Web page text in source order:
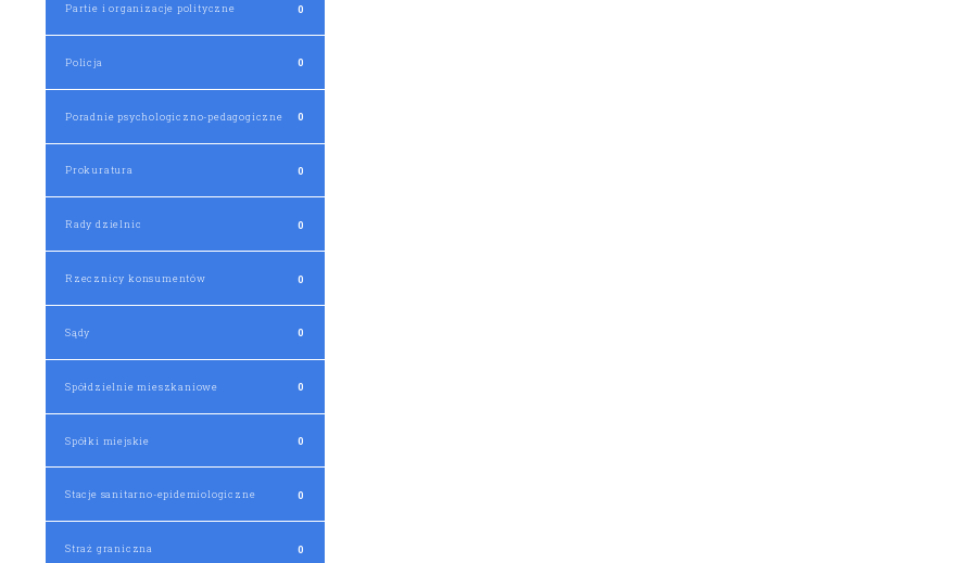
Partie i organizacje polityczne 0
Policja 0
Poradnie psychologiczno-pedagogiczne 0
Prokuratura 0
Rady dzielnic 0
Rzecznicy konsumentów 0
Sądy 0
Spółdzielnie mieszkaniowe 0
Spółki miejskie 0
Stacje sanitarno-epidemiologiczne 0
Straż graniczna 0